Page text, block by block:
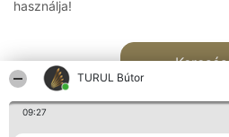
TURUL Bútor
09:27
használja!
Keresés